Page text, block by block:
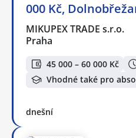
000 Kč,
MIKUPEX TRADE s.r.o.
Praha
45 000 – 60 000 Kč
Vhodné také pro
dnešní